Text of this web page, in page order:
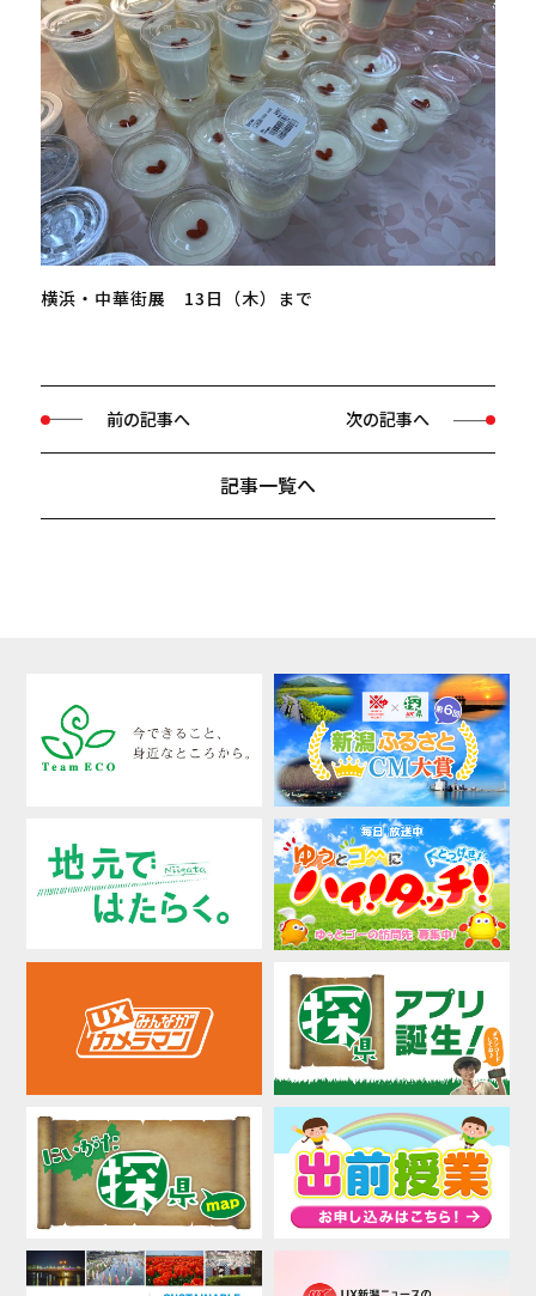
横浜・中華街展 13日（木）まで
前の記事へ
記事一覧へ
次の記事へ